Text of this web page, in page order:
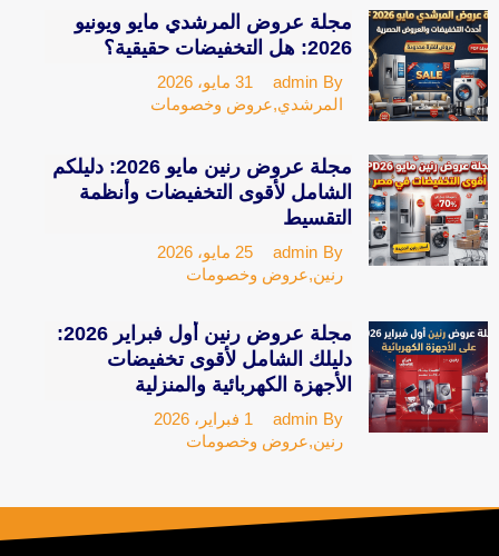
مجلة عروض المرشدي مايو ويونيو
2026: هل التخفيضات حقيقية؟
By
admin
31 مايو، 2026
المرشدي,عروض وخصومات
مجلة عروض رنين مايو 2026: دليلكم
الشامل لأقوى التخفيضات وأنظمة
التقسيط
By
admin
25 مايو، 2026
رنين,عروض وخصومات
مجلة عروض رنين أول فبراير 2026:
دليلك الشامل لأقوى تخفيضات
الأجهزة الكهربائية والمنزلية
By
admin
1 فبراير، 2026
رنين,عروض وخصومات